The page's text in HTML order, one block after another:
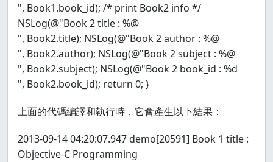
", Book1.book_id); /* print Book2 info */
NSLog(@"Book 2 title : %@
", Book2.title); NSLog(@"Book 2 author : %@
", Book2.author); NSLog(@"Book 2 subject : %@
", Book2.subject); NSLog(@"Book 2 book_id : %d
", Book2.book_id); return 0; }
上面的代碼編譯和執行時，它會產生以下結果：
2013-09-14 04:20:07.947 demo[20591] Book 1 title :
Objective-C Programming